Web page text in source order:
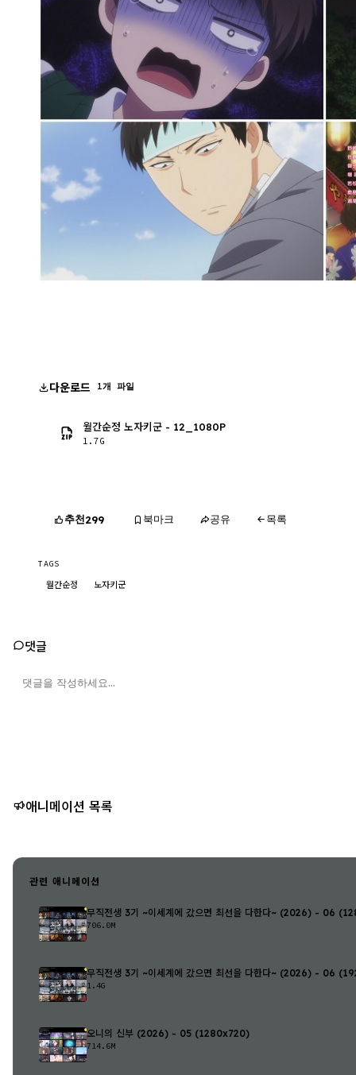
다운로드 1개 파일
월간순정 노자키군 - 12_1080P
1.7G
추천299 북마크 공유 목록
TAGS
월간순정 노자키군
댓글
애니메이션 목록
관련 애니메이션
무직전생 3기 ~이세계에 갔으면 최선을 다한다~ (2026) - 06
706.0M
무직전생 3기 ~이세계에 갔으면 최선을 다한다~ (2026) - 06
1.4G
오니의 신부 (2026) - 05 (1280x720)
714.6M